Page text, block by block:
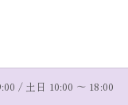
/ 土日 10:00 〜 18:00